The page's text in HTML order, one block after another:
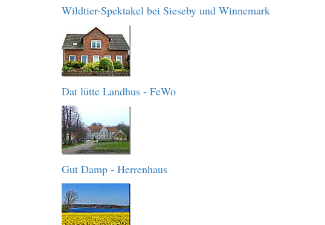
Wildtier-Spektakel bei Sieseby und Winnemark
Dat lütte Landhus - FeWo
Gut Damp - Herrenhaus